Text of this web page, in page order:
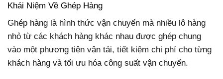
Khái Niệm Về Ghép Hàng
Ghép hàng là hình thức vận chuyển mà nhiều lô hàng
nhỏ từ các khách hàng khác nhau được ghép chung
vào một phương tiện vận tải, tiết kiệm chi phí cho từng
khách hàng và tối ưu hóa công suất vận chuyển.